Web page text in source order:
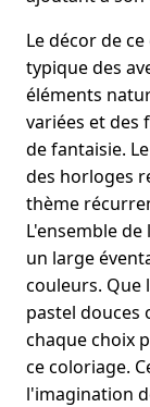
Le décor de
typique des
éléments
variées et des
de fantaisie.
des horloges
thème
L'ensemble
un large
couleurs. Que
pastel douces
chaque choix
ce coloriage.
l'imagination